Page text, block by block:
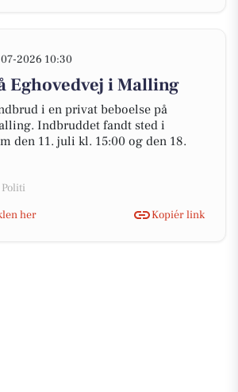
2026 10:30
Eghovedvej i Malling
i en privat beboelse på
Indbruddet fandt sted i
den 11. juli kl. 15:00 og den 18.
her
Kopiér link